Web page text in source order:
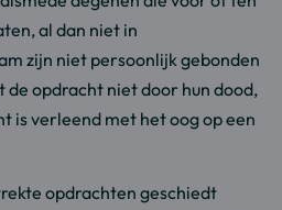
al dan niet in
zijn niet persoonlijk gebonden
opdracht niet door hun dood,
is verleend met het oog op een
opdrachten geschiedt